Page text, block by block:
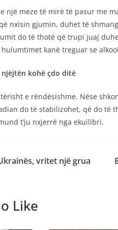
një meze të mirë të pasur me
nxisin gjumin, duhet të
do të thotë që trupi juaj
kanë treguar se
kohë çdo ditë
e rëndësishme. Nëse
do të stabilizohet, që do të
t’ju nxjerrë nga ekuilibri.
vritet një grua
Like